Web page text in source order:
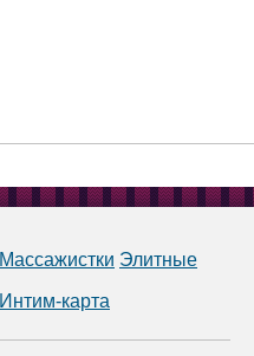
Массажистки Элитные
Интим-карта